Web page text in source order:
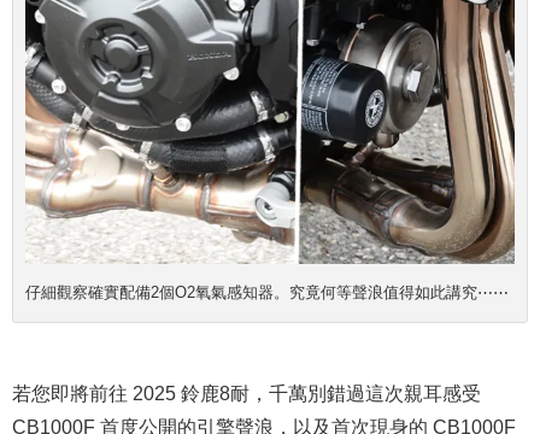
仔細觀察確實配備2個O2氧氣感知器。究竟何等聲浪值得如此講究⋯⋯
若您即將前往 2025 鈴鹿8耐，千萬別錯過這次親耳感受
CB1000F 首度公開的引擎聲浪，以及首次現身的 CB1000F